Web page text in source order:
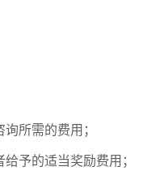
所需的费用；
予的适当奖励费用；